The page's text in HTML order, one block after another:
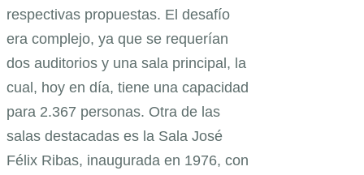
respectivas propuestas. El desafío
era complejo, ya que se requerían
dos auditorios y una sala principal, la
cual, hoy en día, tiene una capacidad
para 2.367 personas. Otra de las
salas destacadas es la Sala José
Félix Ribas, inaugurada en 1976, con